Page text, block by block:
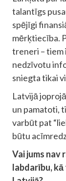
talantīgs
spējīgi
mērķtiecība.
treneri – tiem
nedzīvotu
sniegta tikai
Latvijā
un pamatoti,
varbūt pat
būtu
Vai jums nav
labdarību,